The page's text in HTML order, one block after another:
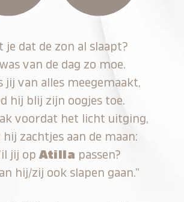
je dat de zon al slaapt?
van de dag zo moe.
jij van alles meegemaakt,
hij blij zijn oogjes toe.
voordat het licht uitging,
zachtjes aan de maan:
jij opAtilla passen?
hij/zij ook slapen gaan.”